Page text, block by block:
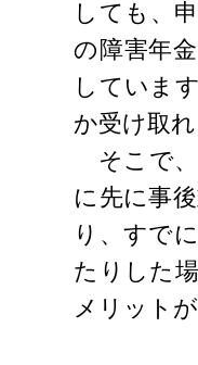
しても、
の障害年
していま
か受け取れ
そこで、
に先に事
り、すで
たりした
メリット